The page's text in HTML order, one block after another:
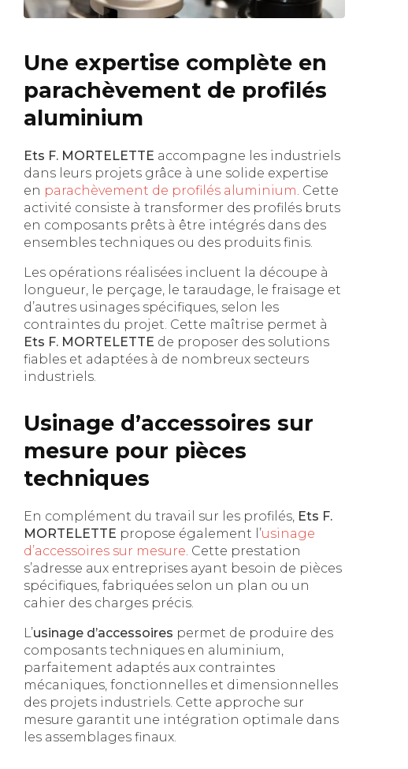
Une expertise complète en
parachèvement de profilés
aluminium
Ets F. MORTELETTE accompagne les industriels
dans leurs projets grâce à une solide expertise
en parachèvement de profilés aluminium . Cette
activité consiste à transformer des profilés bruts
en composants prêts à être intégrés dans des
ensembles techniques ou des produits finis.
Les opérations réalisées incluent la découpe à
longueur, le perçage, le taraudage, le fraisage et
d’autres usinages spécifiques, selon les
contraintes du projet. Cette maîtrise permet à
Ets F. MORTELETTE de proposer des solutions
fiables et adaptées à de nombreux secteurs
industriels.
Usinage d’accessoires sur
mesure pour pièces
techniques
En complément du travail sur les profilés, Ets F.
MORTELETTE propose également l’usinage
d’accessoires sur mesure . Cette prestation
s’adresse aux entreprises ayant besoin de pièces
spécifiques, fabriquées selon un plan ou un
cahier des charges précis.
L’usinage d’accessoires permet de produire des
composants techniques en aluminium,
parfaitement adaptés aux contraintes
mécaniques, fonctionnelles et dimensionnelles
des projets industriels. Cette approche sur
mesure garantit une intégration optimale dans
les assemblages finaux.